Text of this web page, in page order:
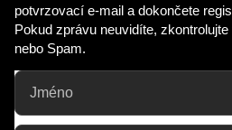
potvrzovací e-mail a dokončete
Pokud zprávu neuvidíte,
nebo Spam.